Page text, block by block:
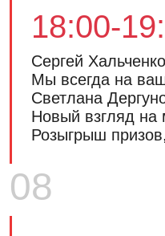
18:00-
Сергей Хальченко
Мы всегда на
Светлана
Новый взгляд на
Розыгрыш
08